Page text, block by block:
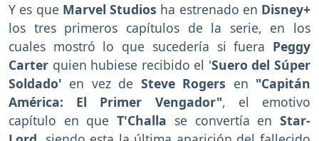
Y es que Marvel Studios ha estrenado en Disney+
los tres primeros capítulos de la serie, en los
cuales mostró lo que sucedería si fuera Peggy
Carter quien hubiese recibido el 'Suero del Súper
Soldado' en vez de Steve Rogers en "Capitán
América: El Primer Vengador", el emotivo
capítulo en queT'Challa se convertía enStar-